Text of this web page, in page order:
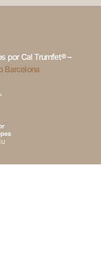
por Cal Trumfet® –
Barcelona